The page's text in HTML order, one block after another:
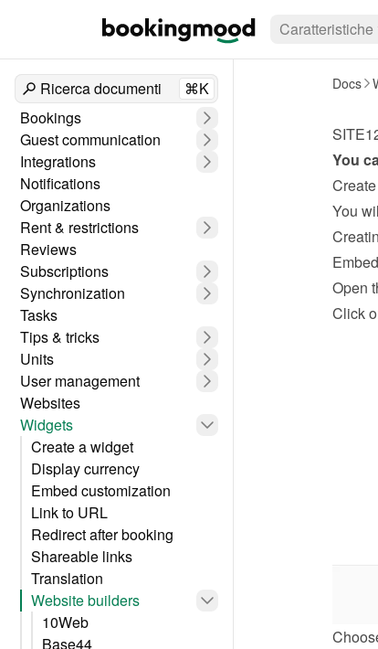
Caratteristiche
Ricerca documenti
⌘K
Bookings
Guest communication
Integrations
Notifications
Organizations
Rent & restrictions
Reviews
Subscriptions
Synchronization
Tasks
Tips & tricks
Units
User management
Websites
Widgets
Create a widget
Display currency
Embed customization
Link to URL
Redirect after booking
Shareable links
Translation
Website builders
10Web
Base44
Docs
You
Open
Click